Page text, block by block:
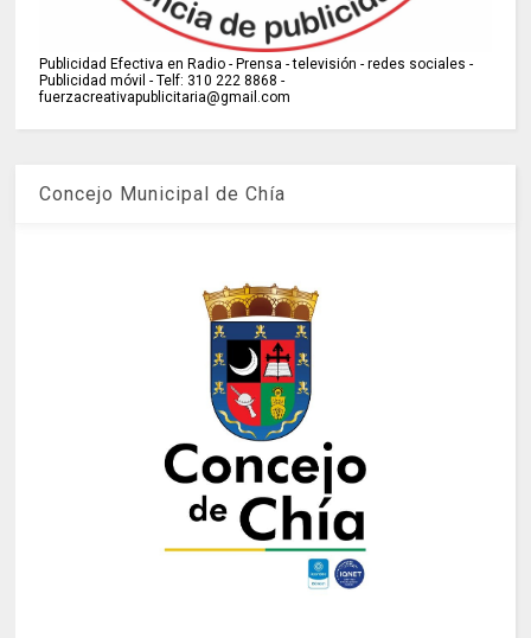
Publicidad Efectiva en Radio - Prensa - televisión - redes sociales -
Publicidad móvil - Telf: 310 222 8868 -
fuerzacreativapublicitaria@gmail.com
Concejo Municipal de Chía